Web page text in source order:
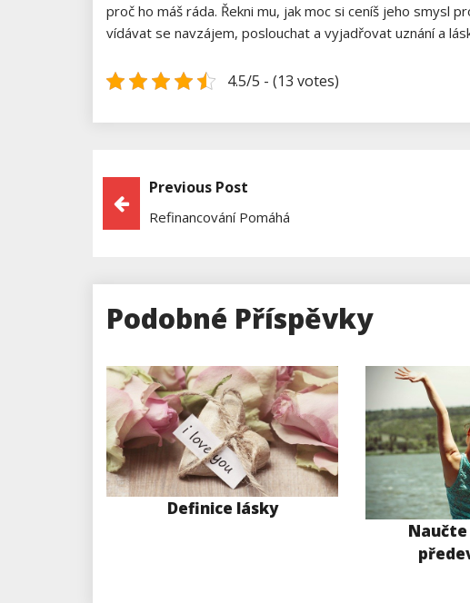
proč ho máš ráda. Řekni mu, jak moc si ceníš jeho smysl
vídávat se navzájem, poslouchat a vyjadřovat uznání a
4.5/5 - (13 votes)
Navigace
Pro
Příspěvek
Previous Post
Refinancování Pomáhá
Podobné Příspěvky
Definice lásky